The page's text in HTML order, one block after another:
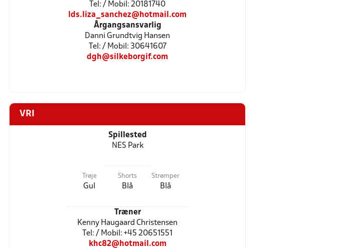
Tel: / Mobil: 20181740
lds.liza_sanchez@hotmail.com
Årgangsansvarlig
Danni Grundtvig Hansen
Tel: / Mobil: 30641607
dgh@silkeborgif.com
VRI
Spillested
NES Park
Trøje
Gul
Shorts
Blå
Strømper
Blå
Træner
Kenny Haugaard Christensen
Tel: / Mobil: +45 20651551
khc82@hotmail.com